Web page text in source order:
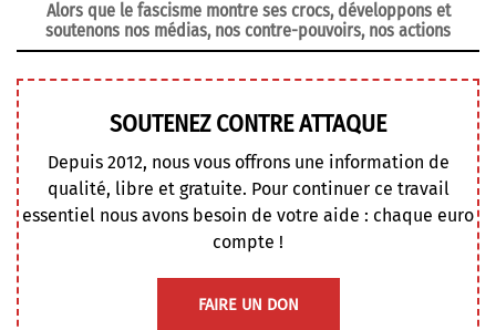
Alors que le fascisme montre ses crocs, développons et
soutenons nos médias, nos contre-pouvoirs, nos actions
SOUTENEZ CONTRE ATTAQUE
Depuis 2012, nous vous offrons une information de
qualité, libre et gratuite. Pour continuer ce travail
essentiel nous avons besoin de votre aide : chaque euro
compte !
FAIRE UN DON